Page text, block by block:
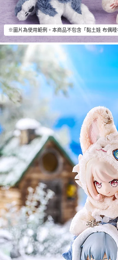
※圖片為使用範例。本商品不包含「黏土娃 布偶睡